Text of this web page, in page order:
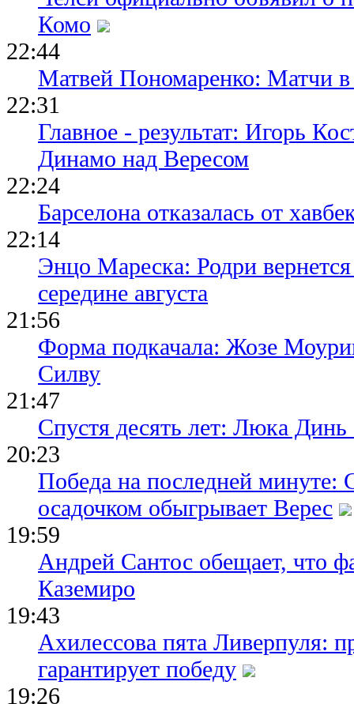
Комо
22:44
Матвей Пономаренко: Матчи в
22:31
Главное - результат: Игорь
Динамо над Вересом
22:24
Барселона отказалась от
22:14
Энцо Мареска: Родри
середине августа
21:56
Форма подкачала: Жозе
Силву
21:47
Спустя десять лет: Люка
20:23
Победа на последней минуте:
осадочком обыгрывает Верес
19:59
Андрей Сантос обещает, что
Каземиро
19:43
Ахилессова пята Ливерпуля:
гарантирует победу
19:26